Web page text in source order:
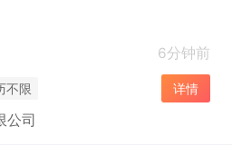
6分钟前
不限 详情
公司